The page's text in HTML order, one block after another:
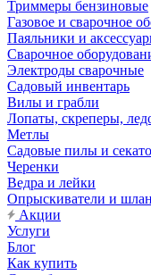
Триммеры бензиновые
Газовое и сварочное
Паяльники и
Сварочное
Электроды сварочные
Садовый инвентарь
Вилы и грабли
Лопаты, скреперы,
Метлы
Садовые пилы и
Черенки
Ведра и лейки
Опрыскиватели и
Акции
Услуги
Блог
Как купить